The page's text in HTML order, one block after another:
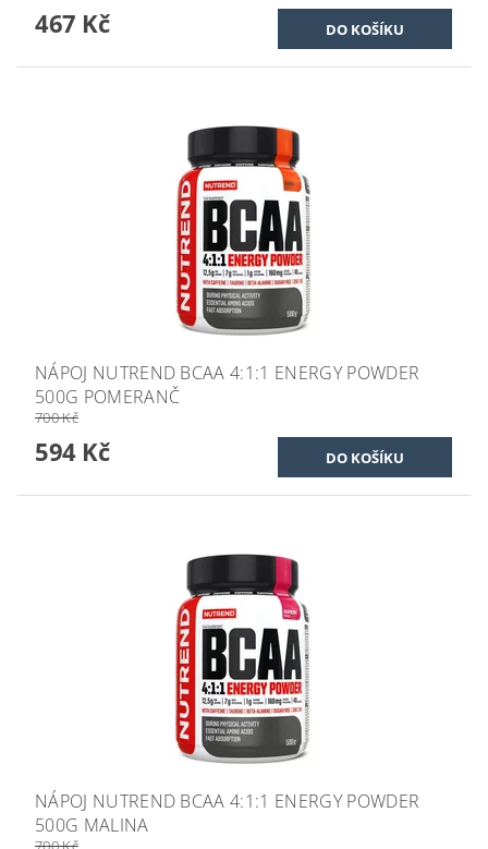
467 Kč
NÁPOJ NUTREND BCAA 4:1:1 ENERGY POWDER
500G POMERANČ
700 Kč
594 Kč
NÁPOJ NUTREND BCAA 4:1:1 ENERGY POWDER
500G MALINA